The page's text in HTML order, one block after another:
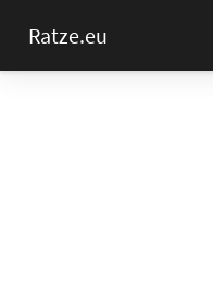
Ratze.eu